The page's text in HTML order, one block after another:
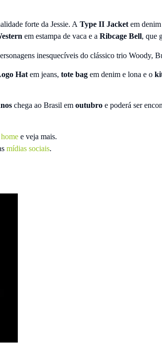
forte da Jessie. A Type II Jacket em
em estampa de vaca e a Ribcage Bell, que
inesquecíveis do clássico trio Woody,
Hat em jeans, tote bag em denim e lona e o
chega ao Brasil em outubro e poderá ser
home e veja mais.
mídias sociais.